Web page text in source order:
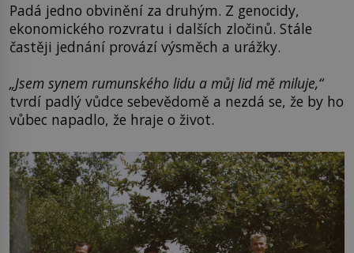
Padá jedno obvinění za druhým. Z genocidy,
ekonomického rozvratu i dalších zločinů. Stále
častěji jednání provází výsměch a urážky.
„Jsem synem rumunského lidu a můj lid mě miluje,“
tvrdí padlý vůdce sebevědomě a nezdá se, že by ho
vůbec napadlo, že hraje o život.